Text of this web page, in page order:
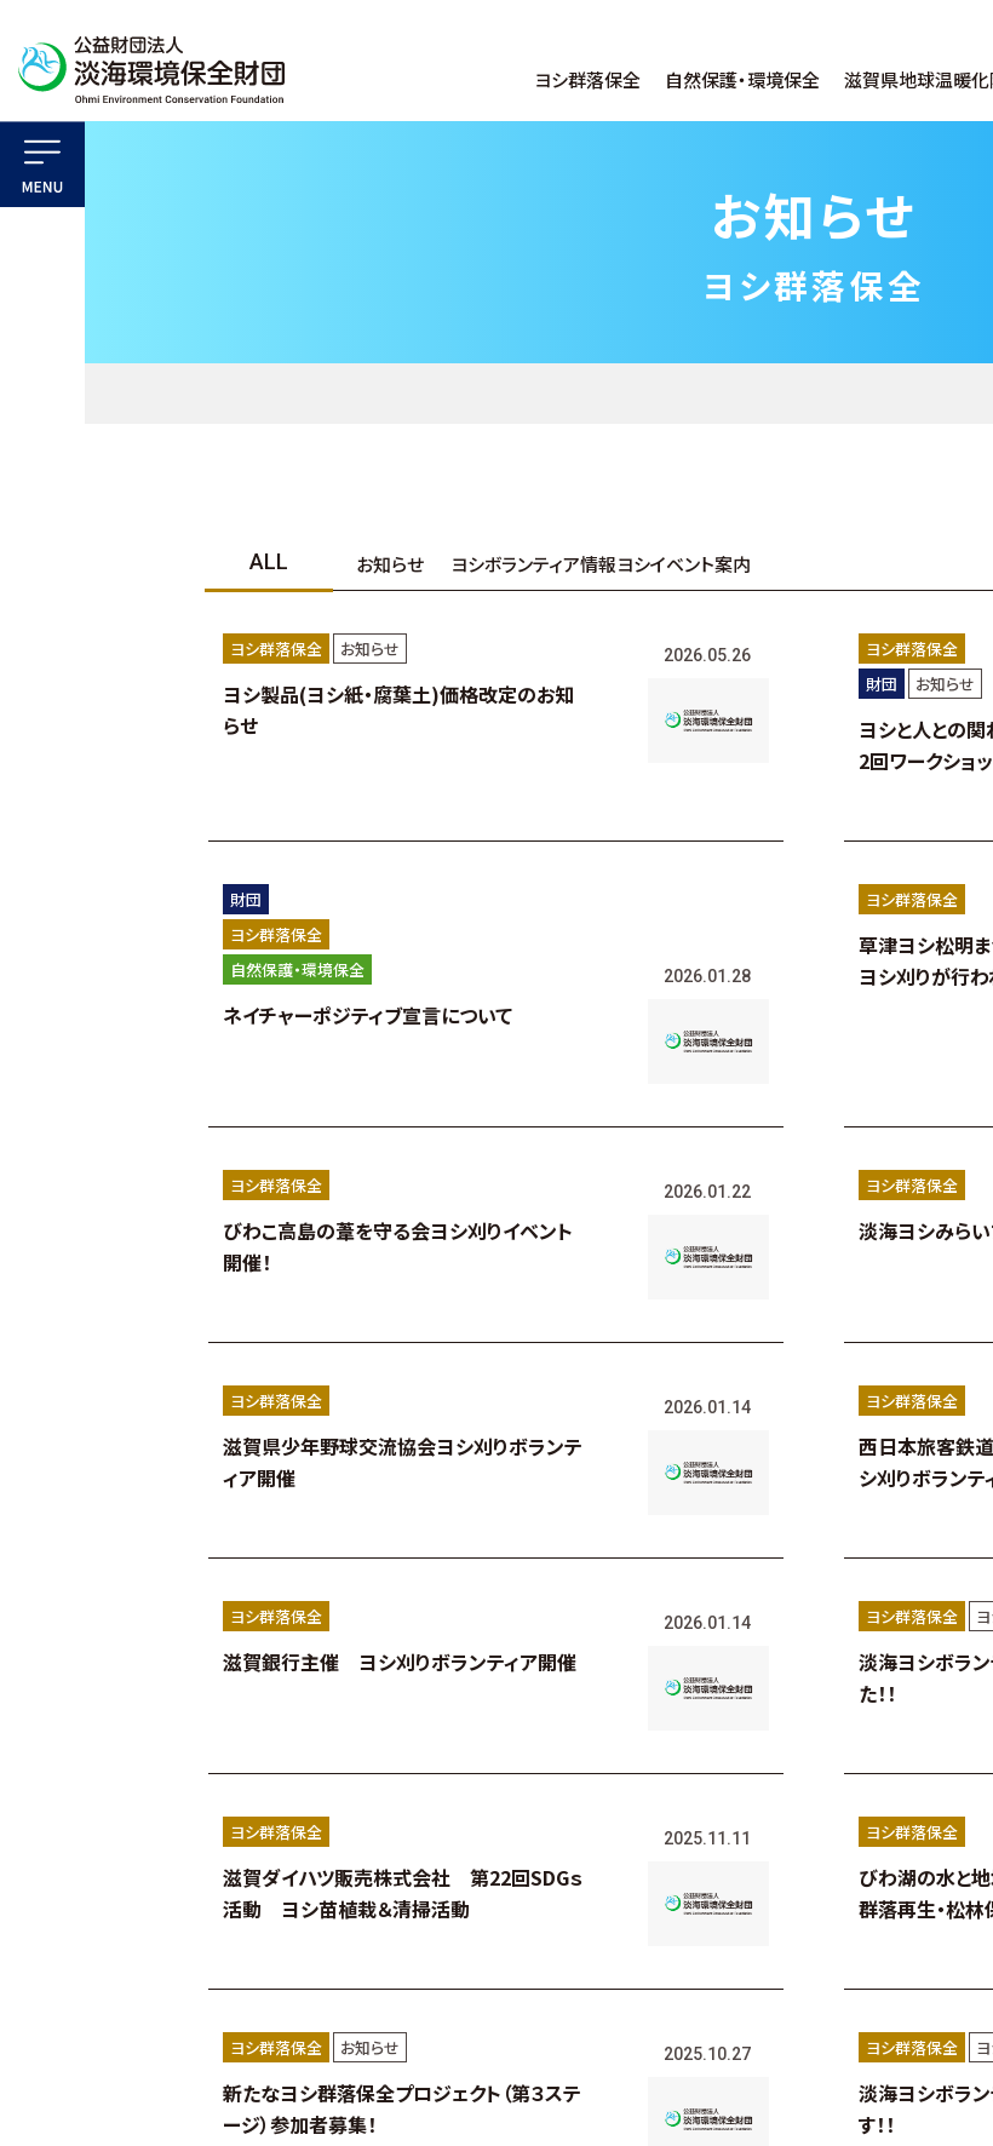
ヨシ群落保全
ヨシについて
ヨシ環境学習について
自然保護・環境保全
水草対策について
自然保護啓発について
滋賀県地球温暖
地球温暖化について
推進員とは イベ
ごあいさつ
企業／研究機関向け
お知らせ
ヨシ群落保全
ALL お知らせ ヨシボランティア情報ヨシイベント案内
ヨシ群落保全 お知らせ 2026.05.26
ヨシ製品(ヨシ紙・腐葉土)価格改定のお知
らせ
ヨシ群落保全
財団
お知らせ
ヨシと人との
2回ワークショ
財団
ヨシ群落保全
自然保護・環境保全
2026.01.28
ネイチャーポジティブ宣言について
ヨシ群落保全
草津ヨシ松明
ヨシ刈りが行わ
ヨシ群落保全 2026.01.22
びわこ高島の葦を守る会ヨシ刈りイベント
開催！
ヨシ群落保全
淡海ヨシみら
ヨシ群落保全 2026.01.14
滋賀県少年野球交流協会ヨシ刈りボランテ
ィア開催
ヨシ群落保全
西日本旅客鉄
シ刈りボランテ
ヨシ群落保全 2026.01.14
滋賀銀行主催 ヨシ刈りボランティア開催
ヨシ群落保全
淡海ヨシボラ
た！！
ヨシ群落保全 2025.11.11
滋賀ダイハツ販売株式会社 第22回SDGｓ
活動 ヨシ苗植栽＆清掃活動
ヨシ群落保全
びわ湖の水と
群落再生・松
ヨシ群落保全 お知らせ 2025.10.27
新たなヨシ群落保全プロジェクト（第３ステ
ージ）参加者募集！
ヨシ群落保全
淡海ヨシボラ
す！！